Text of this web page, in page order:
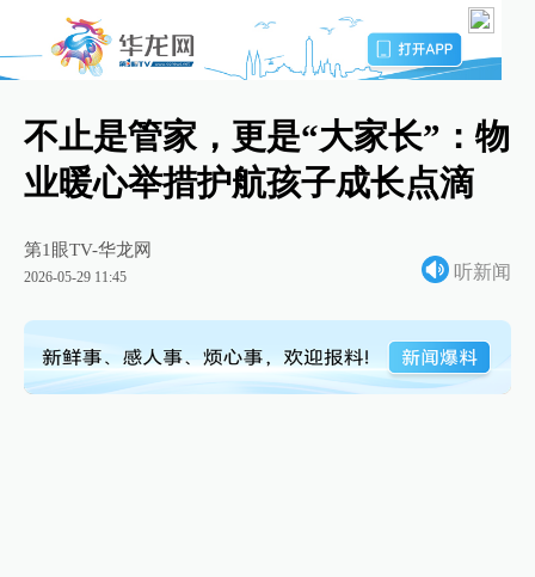
不止是管家，更是“大家长”：物
业暖心举措护航孩子成长点滴
第1眼TV-华龙网
2026-05-29 11:45 听新闻